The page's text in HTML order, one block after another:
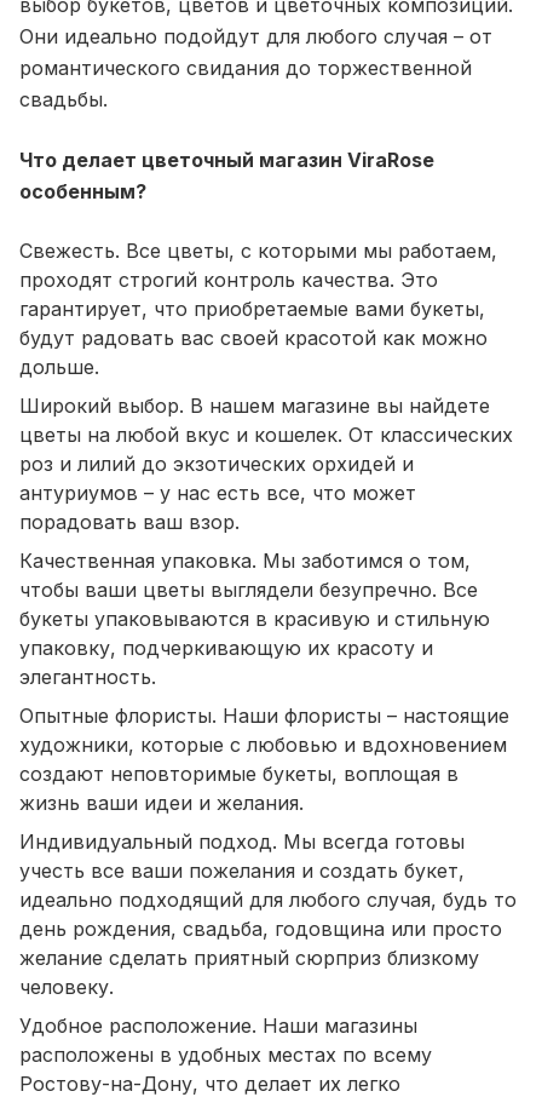
Они идеально подойдут для любого случая – от
романтического свидания до торжественной
свадьбы.
Что делает цветочный магазин ViraRose
особенным?
Свежесть. Все цветы, с которыми мы работаем,
проходят строгий контроль качества. Это
гарантирует, что приобретаемые вами букеты,
будут радовать вас своей красотой как можно
дольше.
Широкий выбор. В нашем магазине вы найдете
цветы на любой вкус и кошелек. От классических
роз и лилий до экзотических орхидей и
антуриумов – у нас есть все, что может
порадовать ваш взор.
Качественная упаковка. Мы заботимся о том,
чтобы ваши цветы выглядели безупречно. Все
букеты упаковываются в красивую и стильную
упаковку, подчеркивающую их красоту и
элегантность.
Опытные флористы. Наши флористы – настоящие
художники, которые с любовью и вдохновением
создают неповторимые букеты, воплощая в
жизнь ваши идеи и желания.
Индивидуальный подход. Мы всегда готовы
учесть все ваши пожелания и создать букет,
идеально подходящий для любого случая, будь то
день рождения, свадьба, годовщина или просто
желание сделать приятный сюрприз близкому
человеку.
Удобное расположение. Наши магазины
расположены в удобных местах по всему
Ростову-на-Дону, что делает их легко